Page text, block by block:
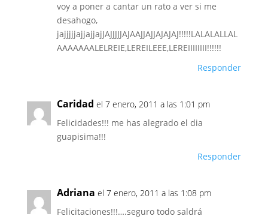
voy a poner a cantar un rato a ver si me
desahogo,
jajjjjjajjajjajJAJJJJJAJAAJJAJJAJAJAJ!!!!!LALALALLAL
AAAAAAALELREIE,LEREILEEE,LEREIIIIIIII!!!!!!
Responder
Caridad el 7 enero, 2011 a las 1:01 pm
Felicidades!!! me has alegrado el dia
guapisima!!!
Responder
Adriana el 7 enero, 2011 a las 1:08 pm
Felicitaciones!!!….seguro todo saldrá